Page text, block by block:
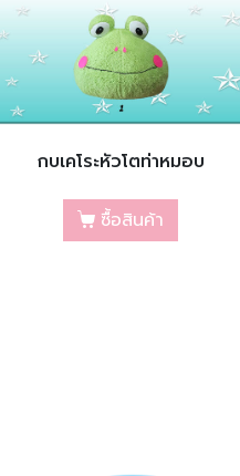
กบเคโระหัวโตท่าหมอบ
ซื้อสินค้า